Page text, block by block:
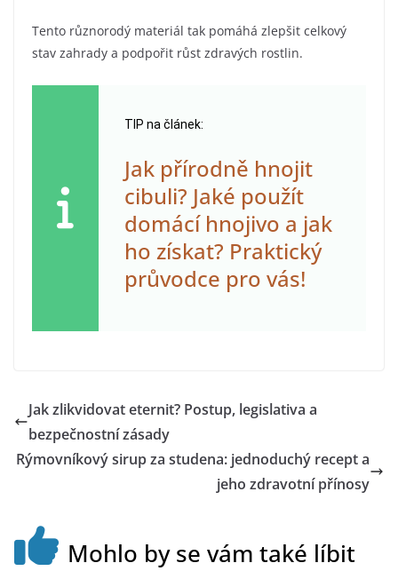
Tento různorodý materiál tak pomáhá zlepšit celkový
stav zahrady a podpořit růst zdravých rostlin.
TIP na článek:
Jak přírodně hnojit
cibuli? Jaké použít
domácí hnojivo a jak
ho získat? Praktický
průvodce pro vás!
Jak zlikvidovat eternit? Postup, legislativa a
bezpečnostní zásady
Rýmovníkový sirup za studena: jednoduchý recept a
jeho zdravotní přínosy
Mohlo by se vám také líbit